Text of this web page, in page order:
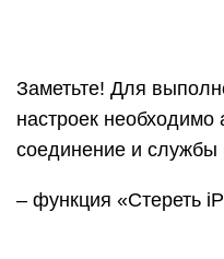
Заметьте! Для
настроек необходимо
соединение и службы
– функция «Стереть